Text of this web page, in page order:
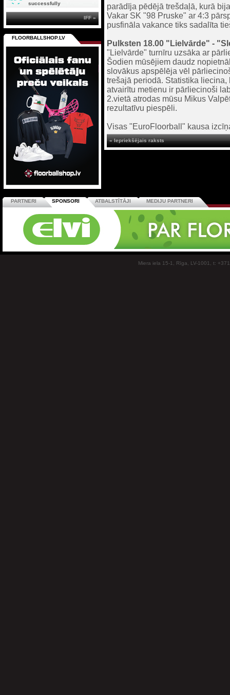
parādīja pēdējā trešdaļā, kurā
Vakar SK "98 Pruske" ar 4:3
pusfināla vakance tiks sadalīta
Pulksten 18.00 "Lielvārde" -
"Lielvārde" turnīru uzsāka ar
Šodien mūsējiem daudz
slovākus apspēlēja vēl
trešajā periodā. Statistika
atvairītu metienu ir pārliecinoši
2.vietā atrodas mūsu Mikus
rezultatīvu piespēli.
Visas "EuroFloorball" kausa
« Iepriekšējais raksts
successfully
IFF »
FLOORBALLSHOP.LV
PARTNERI SPONSORI ATBALSTĪTĀJI MEDIJU PARTNERI
Miera iela 15-1, Rīga, LV-1001, t: